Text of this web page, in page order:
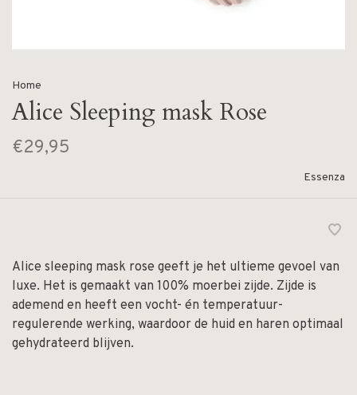
Home
Alice Sleeping mask Rose
€29,95
Essenza
Alice sleeping mask rose geeft je het ultieme gevoel van
luxe. Het is gemaakt van 100% moerbei zijde. Zijde is
ademend en heeft een vocht- én temperatuur-
regulerende werking, waardoor de huid en haren optimaal
gehydrateerd blijven.